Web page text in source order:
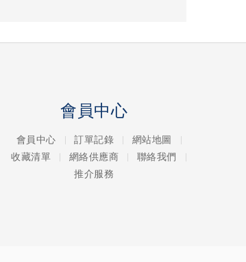
會員中心
會員中心 訂單記錄
網站地圖
收藏清單
網絡供應商
聯絡我們
推介服務